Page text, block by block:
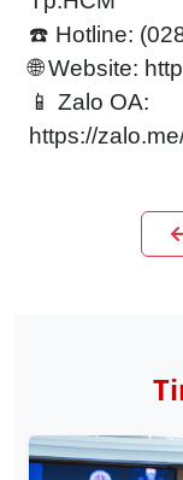
☎️ Hotline:
🌐 Website:
📱 Zalo OA:
https://